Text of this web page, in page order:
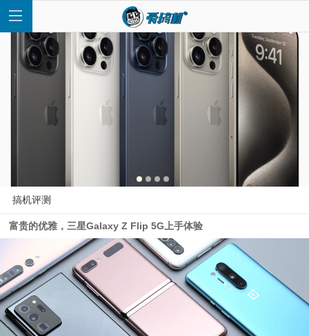
快
讯
测
视
搞机评测
富贵的优雅，三星Galaxy Z Flip 5G上手体验